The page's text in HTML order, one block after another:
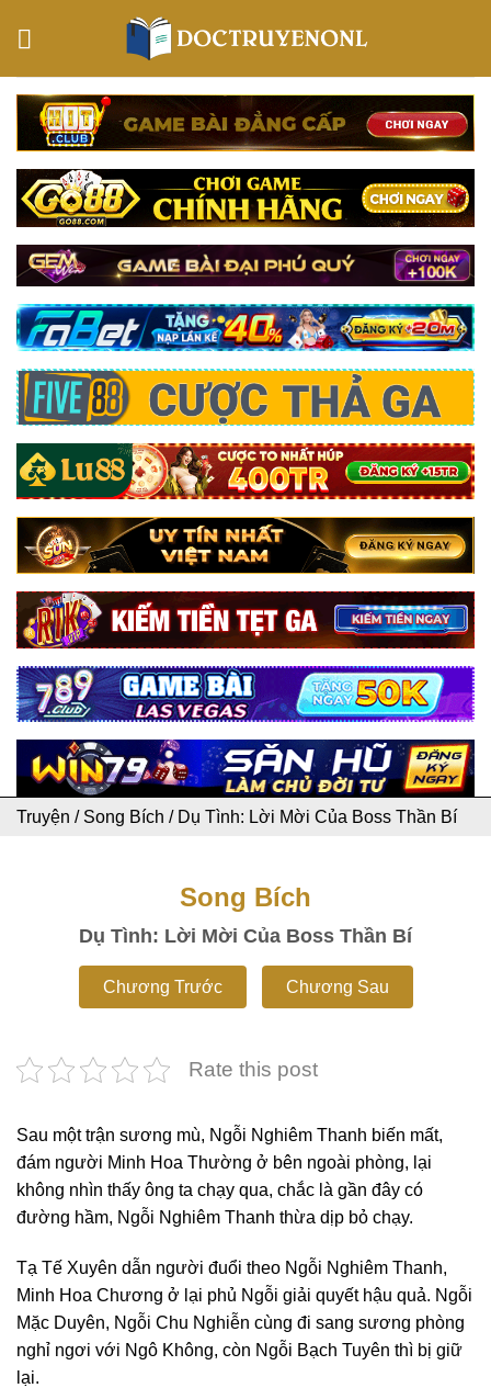
Truyện / Song Bích / Dụ Tình: Lời Mời Của Boss Thần Bí
Song Bích
Dụ Tình: Lời Mời Của Boss Thần Bí
Chương Trước Chương Sau
Rate this post
Sau một trận sương mù, Ngỗi Nghiêm Thanh biến mất,
đám người Minh Hoa Thường ở bên ngoài phòng, lại
không nhìn thấy ông ta chạy qua, chắc là gần đây có
đường hầm, Ngỗi Nghiêm Thanh thừa dịp bỏ chạy.
Tạ Tế Xuyên dẫn người đuổi theo Ngỗi Nghiêm Thanh,
Minh Hoa Chương ở lại phủ Ngỗi giải quyết hậu quả. Ngỗi
Mặc Duyên, Ngỗi Chu Nghiễn cùng đi sang sương phòng
nghỉ ngơi với Ngô Không, còn Ngỗi Bạch Tuyên thì bị giữ
lại.